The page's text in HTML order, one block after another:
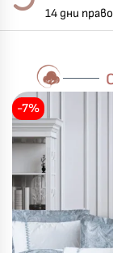
14 дни
-7%